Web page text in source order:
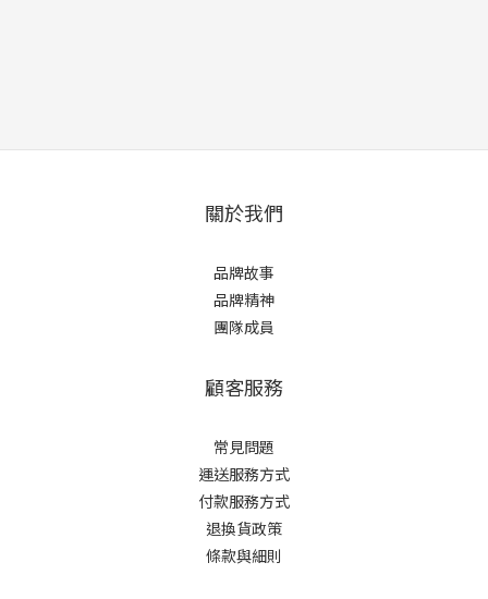
關於我們
品牌故事
品牌精神
團隊成員
顧客服務
常見問題
運送服務方式
付款服務方式
退換貨政策
條款與細則